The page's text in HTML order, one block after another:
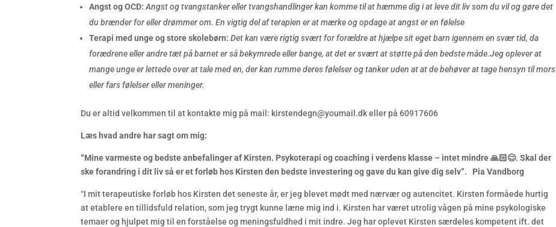
Angst og OCD:Angst og tvangstanker eller tvangshandlinger kan komme til at hæmme dig i at leve dit liv som du vil og gøre det
du brænder for eller drømmer om. En vigtig del af terapien er at mærke og opdage at angst er en følelse
Terapi med unge og store skolebørn:Det kan være rigtig svært for forældre at hjælpe sit eget barn igennem en svær tid, da
forædrene eller andre tæt på barnet er så bekymrede eller bange, at det er svært at støtte på den bedste måde.Jeg oplever at
mange unge er lettede over at tale med en, der kan rumme deres følelser og tanker uden at at de behøver at tage hensyn til mors
eller fars følelser eller meninger.
Du er altid velkommen til at kontakte mig på mail: kirstendegn@youmail.dk eller på 60917606
Læs hvad andre har sagt om mig:
“Mine varmeste og bedste anbefalinger af Kirsten. Psykoterapi og coaching i verdens klasse – intet mindre 🙏🏻😊. Skal der
ske forandring i dit liv så er et forløb hos Kirsten den bedste investering og gave du kan give dig selv”. Pia Vandborg
“I mit terapeutiske forløb hos Kirsten det seneste år, er jeg blevet mødt med nærvær og autencitet. Kirsten formåede hurtig
at etablere en tillidsfuld relation, som jeg trygt kunne læne mig ind i. Kirsten har været utrolig vågen på mine psykologiske
temaer og hjulpet mig til en forståelse og meningsfuldhed i mit indre. Jeg har oplevet Kirsten særdeles kompetent ift. det